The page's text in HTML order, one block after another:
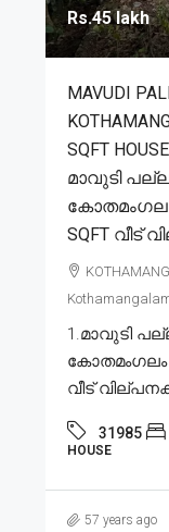
Rs.45 lakh
MAVUDI
SQFT
മാവുടി
SQFT വീട്
1.മാവുടി
കോതമംഗലം
വീട്
31985
HOUSE
57 years ago